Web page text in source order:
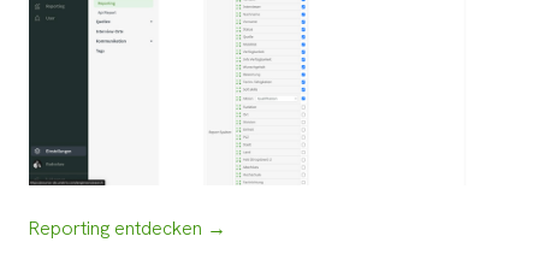
Reporting entdecken →